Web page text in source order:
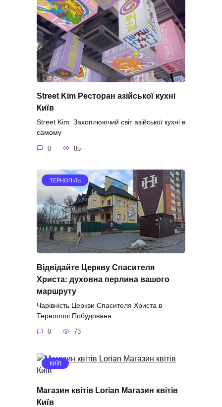
Street Kim Ресторан азійської кухні
Київ
Street Kim: Захоплюючий світ азійської кухні в
самому
0 85
ТЕРНОПІЛЬ
Відвідайте Церкву Спасителя
Христа: духовна перлина вашого
маршруту
Чарівність Церкви Спасителя Христа в
Тернополі Побудована
0 73
КИЇВ
Магазин квітів Lorian Магазин квітів
Київ